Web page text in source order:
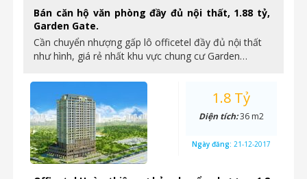
Bán căn hộ văn phòng đầy đủ nội thất, 1.88 tỷ,
Garden Gate.
Cần chuyển nhượng gấp lô officetel đầy đủ nội thất
như hình, giá rẻ nhất khu vực chung cư Garden…
1.8 Tỷ
Diện tích:36 m2
Ngày đăng: 21-12-2017